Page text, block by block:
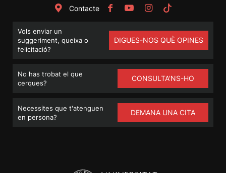
Contacte
Vols enviar un
suggeriment, queixa o
felicitació?
DIGUES-NOS QUÈ OPINES
No has trobat el que
cerques?
CONSULTA'NS-HO
Necessites que t'atenguen
en persona?
DEMANA UNA CITA